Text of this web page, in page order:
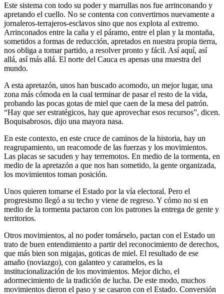
Este sistema con todo su poder y marrullas nos fue arrinconando y
apretando el cuello. No se contenta con convertirnos nuevamente a
jornaleros-terrajeros-esclavos sino que nos explota al extremo.
Arrinconados entre la caña y el páramo, entre el plan y la montaña,
sometidos a formas de reducción, apretados en nuestra propia tierra,
nos obliga a tomar partido, a resolver pronto y fácil. Así aquí, así
allá, así más allá. El norte del Cauca es apenas una muestra del
mundo.
A esta apretazón, unos han buscado acomodo, un mejor lugar, una
zona más cómoda en la cual terminar de pasar el resto de la vida,
probando las pocas gotas de miel que caen de la mesa del patrón.
“Hay que ser estratégicos, hay que aprovechar esos recursos”, dicen.
Boquisabrosos, dijo una mayora nasa.
En este contexto, en este cruce de caminos de la historia, hay un
reagrupamiento, un reacomode de las fuerzas y los movimientos.
Las placas se sacuden y hay terremotos. En medio de la tormenta, en
medio de la apretazón a que nos han sometido, la gente organizada,
los movimientos toman posición.
Unos quieren tomarse el Estado por la vía electoral. Pero el
progresismo llegó a su techo y viene de regreso. Y cómo no si en
medio de la tormenta pactaron con los patrones la entrega de gente y
territorios.
Otros movimientos, al no poder tomárselo, pactan con el Estado un
trato de buen entendimiento a partir del reconocimiento de derechos,
que más bien son migajas, goticas de miel. El resultado de ese
amaño (noviazgo), con galanteo y caramelos, es la
institucionalización de los movimientos. Mejor dicho, el
adormecimiento de la tradición de lucha. De este modo, muchos
movimientos dieron el paso y se casaron con el Estado. Conversión